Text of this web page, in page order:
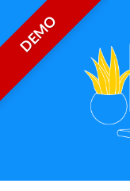
DEMO